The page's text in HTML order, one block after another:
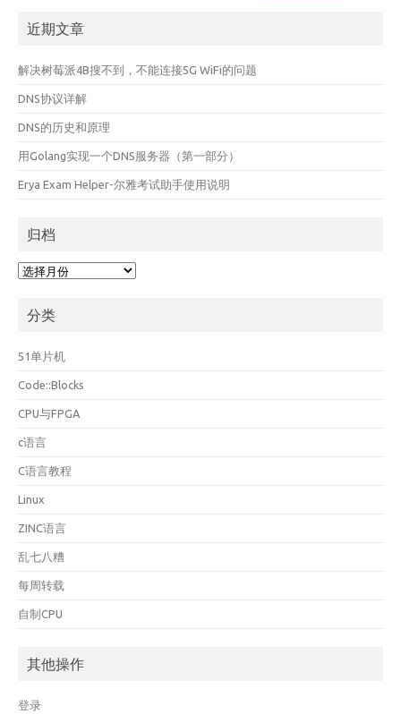
近期文章
解决树莓派4B搜不到，不能连接5G WiFi的问题
DNS协议详解
DNS的历史和原理
用Golang实现一个DNS服务器（第一部分）
Erya Exam Helper-尔雅考试助手使用说明
归档
归
分类
51单片机
Code::Blocks
CPU与FPGA
c语言
C语言教程
Linux
ZINC语言
乱七八糟
每周转载
自制CPU
其他操作
登录